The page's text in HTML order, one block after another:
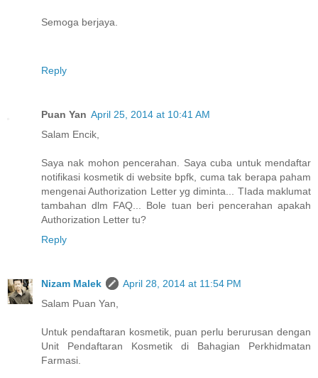
Semoga berjaya.
Reply
Puan Yan April 25, 2014 at 10:41 AM
Salam Encik,
Saya nak mohon pencerahan. Saya cuba untuk mendaftar
notifikasi kosmetik di website bpfk, cuma tak berapa paham
mengenai Authorization Letter yg diminta... TIada maklumat
tambahan dlm FAQ... Bole tuan beri pencerahan apakah
Authorization Letter tu?
Reply
Nizam Malek
April 28, 2014 at 11:54 PM
Salam Puan Yan,
Untuk pendaftaran kosmetik, puan perlu berurusan dengan
Unit Pendaftaran Kosmetik di Bahagian Perkhidmatan
Farmasi.